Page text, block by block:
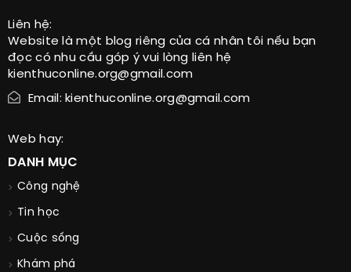
Liên hệ:
Website là một blog riêng của cá nhân tôi nếu bạn
đọc có nhu cầu góp ý vui lòng liên hệ
kienthuconline.org@gmail.com
Email: kienthuconline.org@gmail.com
Web hay:
DANH MỤC
Công nghệ
Tin học
Cuộc sống
Khám phá